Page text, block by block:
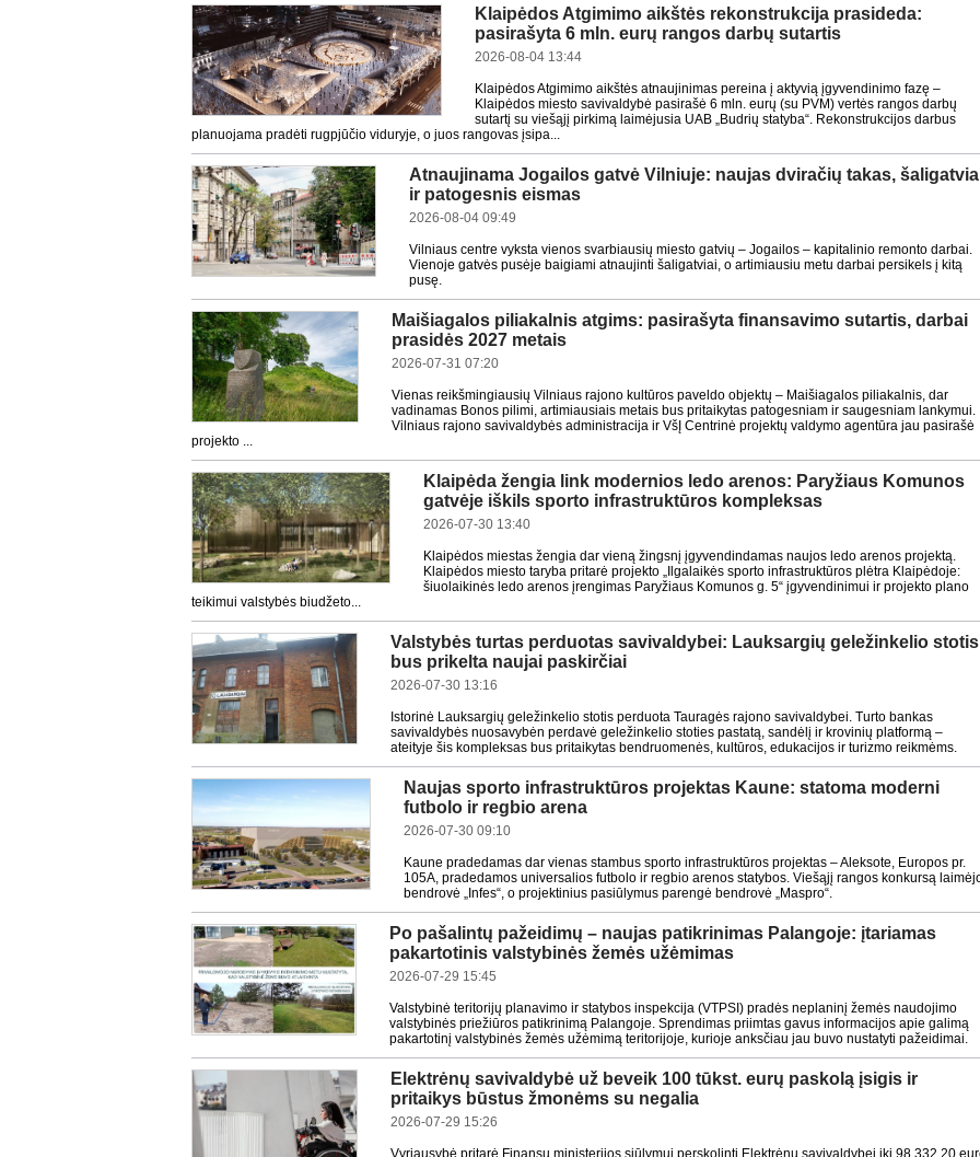
Klaipėdos Atgimimo aikštės rekonstrukcija prasideda:
pasirašyta 6 mln. eurų rangos darbų sutartis
2026-08-04 13:44
Klaipėdos Atgimimo aikštės atnaujinimas pereina į aktyvią įgyvendinimo fazę –
Klaipėdos miesto savivaldybė pasirašė 6 mln. eurų (su PVM) vertės rangos darbų
sutartį su viešąjį pirkimą laimėjusia UAB „Budrių statyba“. Rekonstrukcijos darbus
planuojama pradėti rugpjūčio viduryje, o juos rangovas įsipa...
Atnaujinama Jogailos gatvė Vilniuje: naujas dviračių takas,
ir patogesnis eismas
2026-08-04 09:49
Vilniaus centre vyksta vienos svarbiausių miesto gatvių – Jogailos – kapitalinio remonto darbai.
Vienoje gatvės pusėje baigiami atnaujinti šaligatviai, o artimiausiu metu darbai persikels į kitą
pusę.
Maišiagalos piliakalnis atgims: pasirašyta finansavimo sutartis, darbai
prasidės 2027 metais
2026-07-31 07:20
Vienas reikšmingiausių Vilniaus rajono kultūros paveldo objektų – Maišiagalos piliakalnis, dar
vadinamas Bonos pilimi, artimiausiais metais bus pritaikytas patogesniam ir saugesniam lankymui.
Vilniaus rajono savivaldybės administracija ir VšĮ Centrinė projektų valdymo agentūra jau pasirašė
projekto ...
Klaipėda žengia link modernios ledo arenos: Paryžiaus Komunos
gatvėje iškils sporto infrastruktūros kompleksas
2026-07-30 13:40
Klaipėdos miestas žengia dar vieną žingsnį įgyvendindamas naujos ledo arenos projektą.
Klaipėdos miesto taryba pritarė projekto „Ilgalaikės sporto infrastruktūros plėtra Klaipėdoje:
šiuolaikinės ledo arenos įrengimas Paryžiaus Komunos g. 5“ įgyvendinimui ir projekto plano
teikimui valstybės biudžeto...
Valstybės turtas perduotas savivaldybei: Lauksargių geležinkelio stotis
bus prikelta naujai paskirčiai
2026-07-30 13:16
Istorinė Lauksargių geležinkelio stotis perduota Tauragės rajono savivaldybei. Turto bankas
savivaldybės nuosavybėn perdavė geležinkelio stoties pastatą, sandėlį ir krovinių platformą –
ateityje šis kompleksas bus pritaikytas bendruomenės, kultūros, edukacijos ir turizmo reikmėms.
Naujas sporto infrastruktūros projektas Kaune: statoma moderni
futbolo ir regbio arena
2026-07-30 09:10
Kaune pradedamas dar vienas stambus sporto infrastruktūros projektas – Aleksote, Europos pr.
105A, pradedamos universalios futbolo ir regbio arenos statybos. Viešąjį rangos konkursą
bendrovė „Infes“, o projektinius pasiūlymus parengė bendrovė „Maspro“.
Po pašalintų pažeidimų – naujas patikrinimas Palangoje: įtariamas
pakartotinis valstybinės žemės užėmimas
2026-07-29 15:45
Valstybinė teritorijų planavimo ir statybos inspekcija (VTPSI) pradės neplaninį žemės naudojimo
valstybinės priežiūros patikrinimą Palangoje. Sprendimas priimtas gavus informacijos apie galimą
pakartotinį valstybinės žemės užėmimą teritorijoje, kurioje anksčiau jau buvo nustatyti pažeidimai.
Elektrėnų savivaldybė už beveik 100 tūkst. eurų paskolą įsigis ir
pritaikys būstus žmonėms su negalia
2026-07-29 15:26
Vyriausybė pritarė Finansų ministerijos siūlymui perskolinti Elektrėnų savivaldybei iki 98 332,20